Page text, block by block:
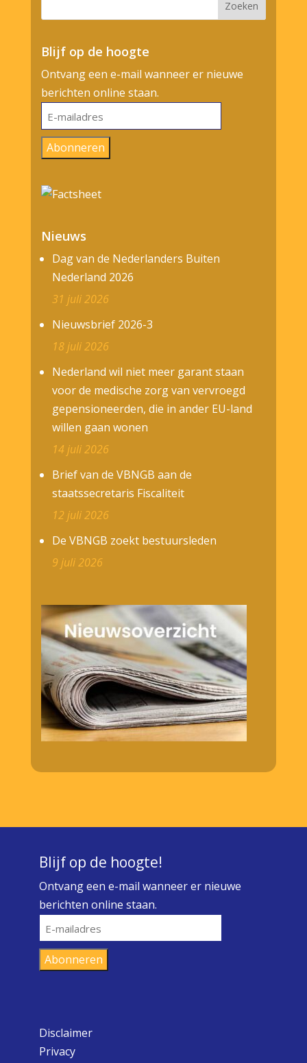
Blijf op de hoogte
Ontvang een e-mail wanneer er nieuwe
berichten online staan.
E-
mailadres
Abonneren
Nieuws
Dag van de Nederlanders Buiten
Nederland 2026
31 juli 2026
Nieuwsbrief 2026-3
18 juli 2026
Nederland wil niet meer garant staan
voor de medische zorg van vervroegd
gepensioneerden, die in ander EU-land
willen gaan wonen
14 juli 2026
Brief van de VBNGB aan de
staatssecretaris Fiscaliteit
12 juli 2026
De VBNGB zoekt bestuursleden
9 juli 2026
Blijf op de hoogte!
Ontvang een e-mail wanneer er nieuwe
berichten online staan.
E-
mailadres
Abonneren
Disclaimer
Privacy